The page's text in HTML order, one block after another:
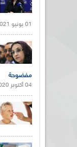
01 يونيو 2021 |
مفضوحة
04 أكتوبر 2020 |